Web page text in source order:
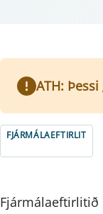
ATH:
FJÁRMÁLAEFTIRLIT
Fjármálaeftirlitið